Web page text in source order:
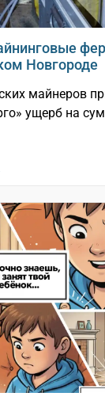
Новгороде
майнеров
ущерб на